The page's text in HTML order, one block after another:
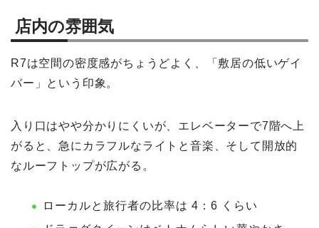
店内の雰囲気
R7は空間の密度感がちょうどよく、「敷居の低いゲイ
バー」という印象。
入り口はやや分かりにくいが、エレベーターで7階へ上
がると、急にカラフルなライトと音楽、そして開放的
なルーフトップが広がる。
ローカルと旅行者の比率は 4：6 くらい